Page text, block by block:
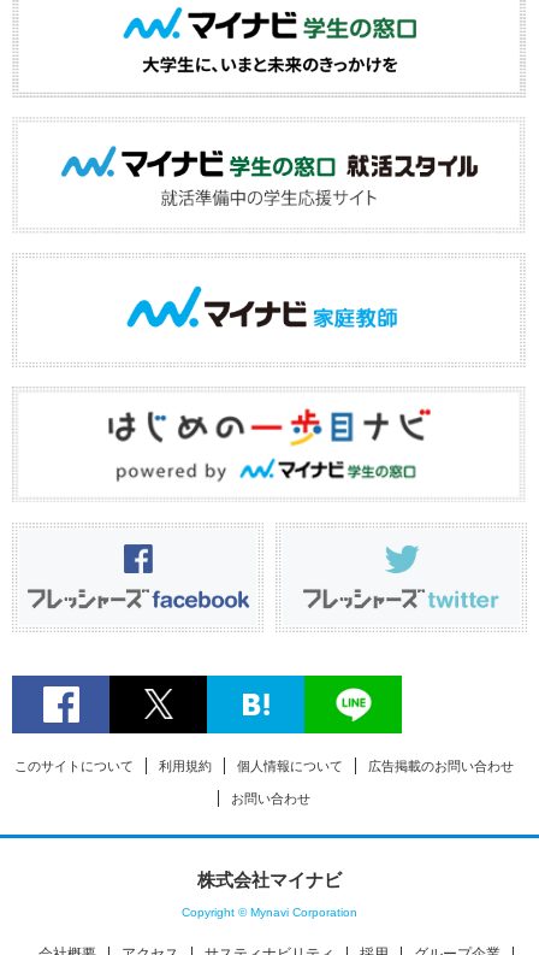
このサイトについて 利用規約 個人情報について 広告掲載のお問い合わせ
お問い合わせ
株式会社マイナビ
Copyright © Mynavi Corporation